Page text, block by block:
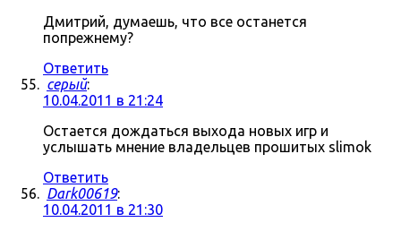
Дмитрий, думаешь, что все останется
попрежнему?
Ответить
серый:
10.04.2011 в 21:24
Остается дождаться выхода новых игр и
услышать мнение владельцев прошитых slimok
Ответить
Dark00619:
10.04.2011 в 21:30